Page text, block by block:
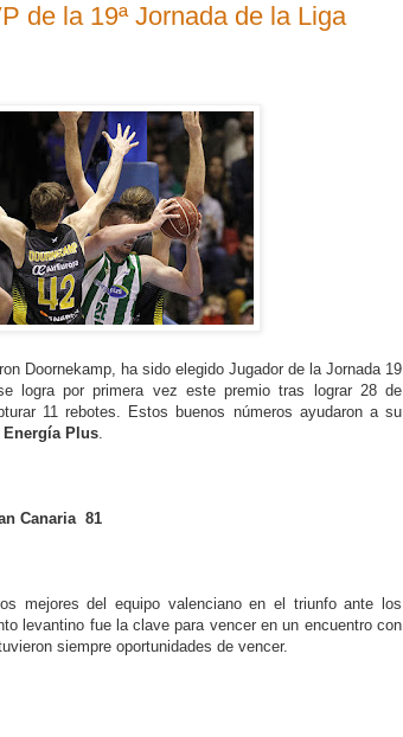
de la 19ª Jornada de la Liga
Doornekamp, ha sido elegido Jugador de la Jornada 19
logra por primera vez este premio tras lograr 28 de
11 rebotes. Estos buenos números ayudaron a su
Energía Plus
Canaria 81
mejores del equipo valenciano en el triunfo ante los
levantino fue la clave para vencer en un encuentro con
siempre oportunidades de vencer.